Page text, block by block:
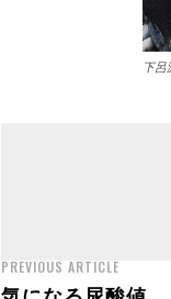
下呂
PREVIOUS ARTICLE